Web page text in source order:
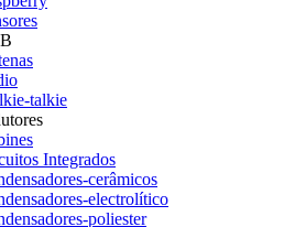
talkie
Integrados
cerâmicos
electrolítico
poliester